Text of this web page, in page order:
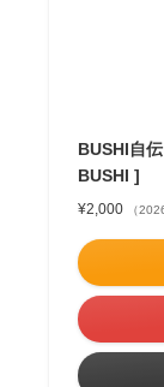
BUSHI自
BUSHI ]
¥2,000 （